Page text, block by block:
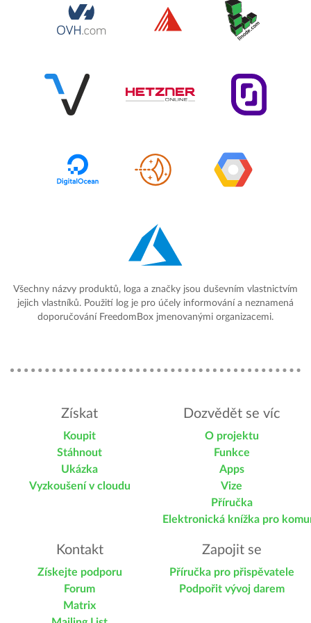
Všechny názvy produktů, loga a značky jsou duševním vlastnictvím
jejich vlastníků. Použití log je pro účely informování a neznamená
doporučování FreedomBox jmenovanými organizacemi.
Získat
Koupit
Stáhnout
Ukázka
Vyzkoušení v cloudu
Dozvědět se víc
O projektu
Funkce
Apps
Vize
Příručka
Elektronická knížka pro
Kontakt
Získejte podporu
Forum
Matrix
Zapojit se
Příručka pro přispěvatele
Podpořit vývoj darem